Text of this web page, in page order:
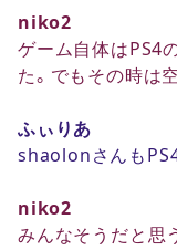
niko2
ゲーム自体はPS4
た。でもその時は
ふぃりあ
shaolonさんも
niko2
みんなそうだと思